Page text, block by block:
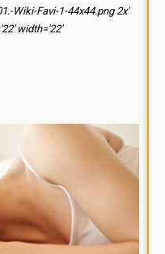
Wiki-Favi-1-44x44.png 2x'
width='22'